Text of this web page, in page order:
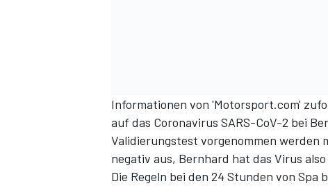
Informationen von 'Motorsport.com'
auf das Coronavirus SARS-CoV-2 bei
Validierungstest vorgenommen
negativ aus, Bernhard hat das Virus
Die Regeln bei den 24 Stunden von Spa